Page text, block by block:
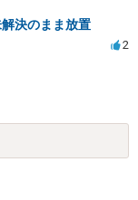
決のまま放置
2